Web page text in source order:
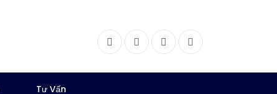
FacebookTwitter InstagramDribbble
Tư Vấn